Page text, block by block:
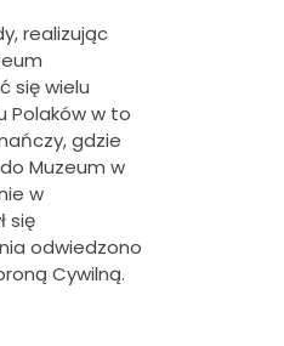
realizując
się wielu
Polaków w to
gdzie
Muzeum w
w
się
odwiedzono
Cywilną.